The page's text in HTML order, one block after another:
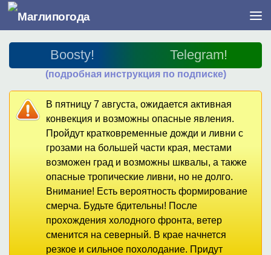
Перейти к содержимому
Boosty! Telegram!
(подробная инструкция по подписке)
В пятницу 7 августа, ожидается активная
конвекция и возможны опасные явления.
Пройдут кратковременные дожди и ливни с
грозами на большей части края, местами
возможен град и возможны шквалы, а также
опасные тропические ливни, но не долго.
Внимание! Есть вероятность формирование
смерча. Будьте бдительны! После
прохождения холодного фронта, ветер
сменится на северный. В крае начнется
резкое и сильное похолодание. Придут